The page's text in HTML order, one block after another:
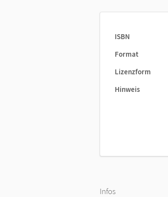
ISBN
Format
Lizenzform
Hinweis
Infos